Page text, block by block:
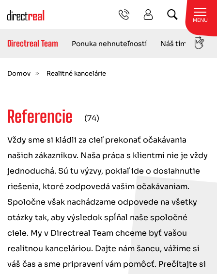
MENU
Directreal Team Ponuka nehnuteľností Náš tím
Domov Realitné kancelárie
Referencie (74)
Vždy sme si kládli za cieľ prekonať očakávania
našich zákazníkov. Naša práca s klientmi nie je vždy
jednoduchá. Sú tu výzvy, pokiaľ ide o dosiahnutie
riešenia, ktoré zodpovedá vašim očakávaniam.
Spoločne však nachádzame odpovede na všetky
otázky tak, aby výsledok spĺňal naše spoločné
ciele. My v Directreal Team chceme byť vašou
realitnou kanceláriou. Dajte nám šancu, vážime si
váš čas a sme pripravení vám pomôcť. Prečítajte si